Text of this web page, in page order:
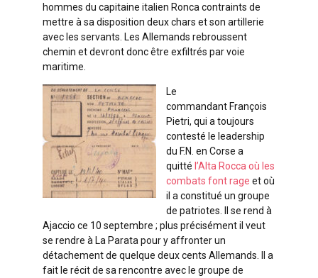
hommes du capitaine italien Ronca contraints de
mettre à sa disposition deux chars et son artillerie
avec les servants. Les Allemands rebroussent
chemin et devront donc être exfiltrés par voie
maritime.
Le
commandant François
Pietri, qui a toujours
contesté le leadership
du F.N. en Corse a
quitté l’Alta Rocca où les
combats font rage et où
il a constitué un groupe
de patriotes. Il se rend à
Ajaccio ce 10 septembre ; plus précisément il veut
se rendre à La Parata pour y affronter un
détachement de quelque deux cents Allemands. Il a
fait le récit de sa rencontre avec le groupe de